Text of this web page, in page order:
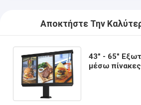
Αποκτήστε Την
43" - 65"
μέσω